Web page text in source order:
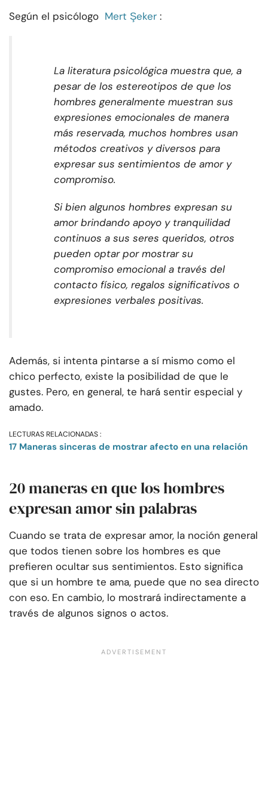
Según el psicólogo Mert Şeker :
La literatura psicológica muestra que, a
pesar de los estereotipos de que los
hombres generalmente muestran sus
expresiones emocionales de manera
más reservada, muchos hombres usan
métodos creativos y diversos para
expresar sus sentimientos de amor y
compromiso.
Si bien algunos hombres expresan su
amor brindando apoyo y tranquilidad
continuos a sus seres queridos, otros
pueden optar por mostrar su
compromiso emocional a través del
contacto físico, regalos significativos o
expresiones verbales positivas.
Además, si intenta pintarse a sí mismo como el
chico perfecto, existe la posibilidad de que le
gustes. Pero, en general, te hará sentir especial y
amado.
LECTURAS RELACIONADAS :
17 Maneras sinceras de mostrar afecto en una relación
20 maneras en que los hombres
expresan amor sin palabras
Cuando se trata de expresar amor, la noción general
que todos tienen sobre los hombres es que
prefieren ocultar sus sentimientos. Esto significa
que si un hombre te ama, puede que no sea directo
con eso. En cambio, lo mostrará indirectamente a
través de algunos signos o actos.